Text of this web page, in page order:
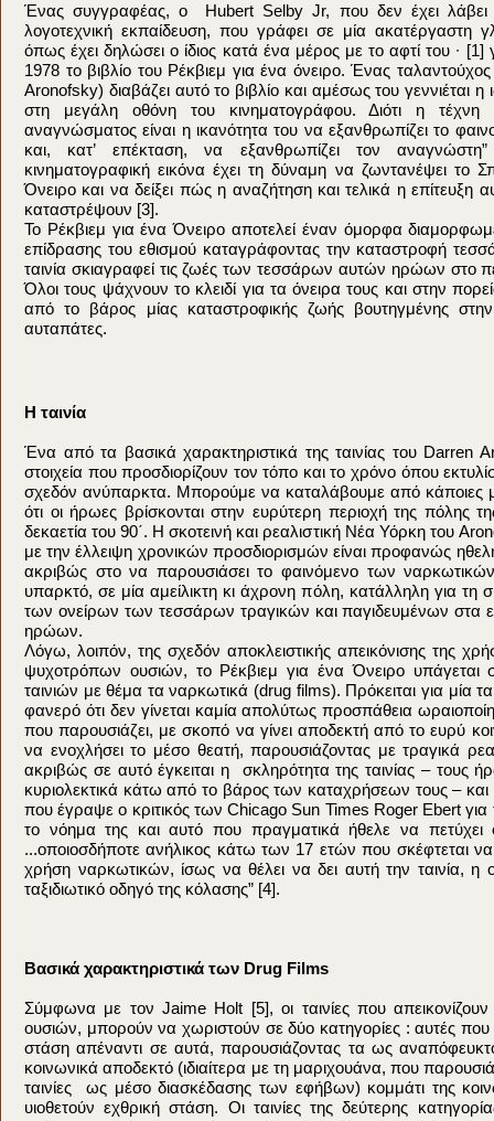
Ένας συγγραφέας, ο Hubert Selby Jr, που δεν έχει λάβει
λογοτεχνική εκπαίδευση, που γράφει σε μία ακατέργαστη
όπως έχει δηλώσει ο ίδιος κατά ένα μέρος με το αφτί του ∙ [1]
1978 το βιβλίο του Ρέκβιεμ για ένα όνειρο. Ένας
Aronofsky) διαβάζει αυτό το βιβλίο και αμέσως του γεννιέται η
στη μεγάλη οθόνη του κινηματογράφου. Διότι η τέχνη
αναγνώσματος είναι η ικανότητα του να εξανθρωπίζει το
και, κατ’ επέκταση, να εξανθρωπίζει τον
κινηματογραφική εικόνα έχει τη δύναμη να ζωντανέψει το
Όνειρο και να δείξει πώς η αναζήτηση και τελικά η επίτευξη
καταστρέψουν [3].
Το Ρέκβιεμ για ένα Όνειρο αποτελεί έναν όμορφα
επίδρασης του εθισμού καταγράφοντας την καταστροφή
ταινία σκιαγραφεί τις ζωές των τεσσάρων αυτών ηρώων στο
Όλοι τους ψάχνουν το κλειδί για τα όνειρα τους και στην
από το βάρος μίας καταστροφικής ζωής βουτηγμένης
αυταπάτες.
Η ταινία
Ένα από τα βασικά χαρακτηριστικά της ταινίας του Darren
στοιχεία που προσδιορίζουν τον τόπο και το χρόνο όπου
σχεδόν ανύπαρκτα. Μπορούμε να καταλάβουμε από κάποιες
ότι οι ήρωες βρίσκονται στην ευρύτερη περιοχή της πόλης
δεκαετία του 90΄. Η σκοτεινή και ρεαλιστική Νέα Υόρκη του
με την έλλειψη χρονικών προσδιορισμών είναι προφανώς
ακριβώς στο να παρουσιάσει το φαινόμενο των
υπαρκτό, σε μία αμείλικτη κι άχρονη πόλη, κατάλληλη για τη
των ονείρων των τεσσάρων τραγικών και παγιδευμένων στα
ηρώων.
Λόγω, λοιπόν, της σχεδόν αποκλειστικής απεικόνισης της
ψυχοτρόπων ουσιών, το Ρέκβιεμ για ένα Όνειρο υπάγεται
ταινιών με θέμα τα ναρκωτικά (drug films). Πρόκειται για μία
φανερό ότι δεν γίνεται καμία απολύτως προσπάθεια
που παρουσιάζει, με σκοπό να γίνει αποδεκτή από το ευρύ
να ενοχλήσει το μέσο θεατή, παρουσιάζοντας με τραγικά
ακριβώς σε αυτό έγκειται η σκληρότητα της ταινίας – τους
κυριολεκτικά κάτω από το βάρος των καταχρήσεων τους – και
που έγραψε ο κριτικός των Chicago Sun Times Roger Ebert για
το νόημα της και αυτό που πραγματικά ήθελε να πετύχει
...οποιοσδήποτε ανήλικος κάτω των 17 ετών που σκέφτεται να
χρήση ναρκωτικών, ίσως να θέλει να δει αυτή την ταινία, η
ταξιδιωτικό οδηγό της κόλασης” [4].
Βασικά χαρακτηριστικά των Drug Films
Σύμφωνα με τον Jaime Holt [5], οι ταινίες που
ουσιών, μπορούν να χωριστούν σε δύο κατηγορίες : αυτές που
στάση απέναντι σε αυτά, παρουσιάζοντας τα ως
κοινωνικά αποδεκτό (ιδιαίτερα με τη μαριχουάνα, που
ταινίες ως μέσο διασκέδασης των εφήβων) κομμάτι της
υιοθετούν εχθρική στάση. Οι ταινίες της δεύτερης